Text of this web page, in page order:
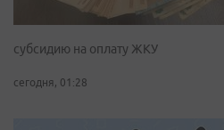
субсидию на оплату ЖКУ
сегодня, 01:28